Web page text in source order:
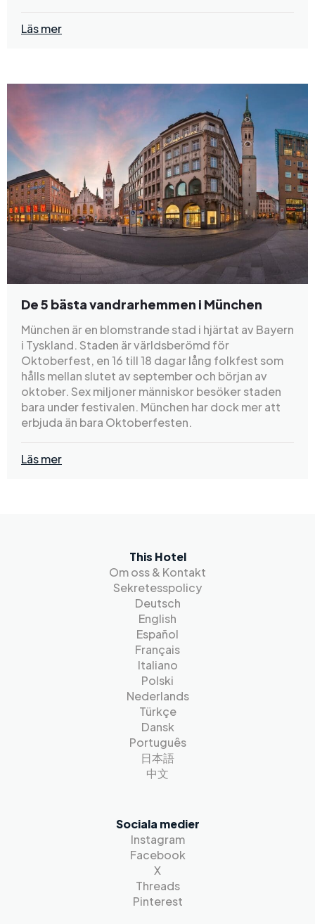
Läs mer
De 5 bästa vandrarhemmen i München
München är en blomstrande stad i hjärtat av Bayern
i Tyskland. Staden är världsberömd för
Oktoberfest, en 16 till 18 dagar lång folkfest som
hålls mellan slutet av september och början av
oktober. Sex miljoner människor besöker staden
bara under festivalen. München har dock mer att
erbjuda än bara Oktoberfesten.
Läs mer
This Hotel
Om oss & Kontakt
Sekretesspolicy
Deutsch
English
Español
Français
Italiano
Polski
Nederlands
Türkçe
Dansk
Português
日本語
中文
Sociala medier
Instagram
Facebook
X
Threads
Pinterest